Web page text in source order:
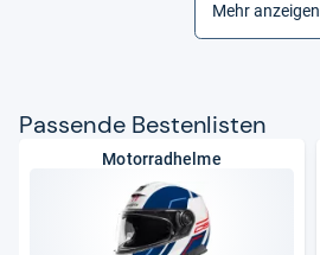
Mehr anzeigen
Pas­sende Bes­ten­lis­ten
Motorradhelme